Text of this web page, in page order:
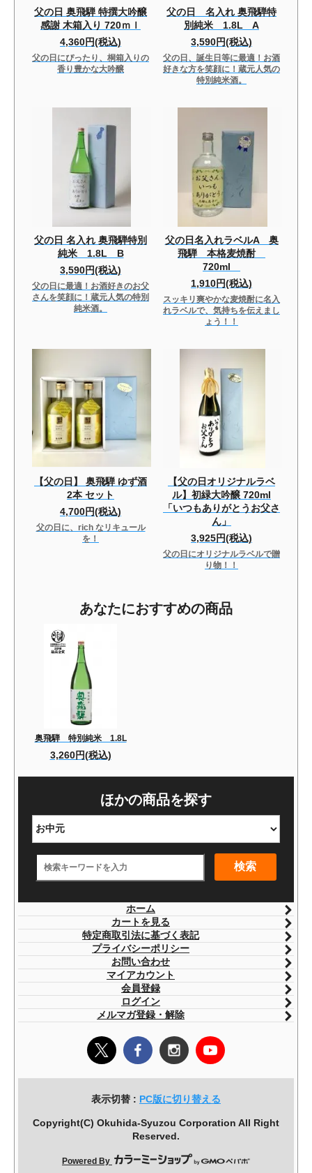
父の日 奥飛騨 特撰大吟醸
感謝 木箱入り 720ｍｌ
4,360円(税込)
父の日にぴったり、桐箱入りの
香り豊かな大吟醸
父の日 名入れ 奥飛騨特
別純米 1.8L A
3,590円(税込)
父の日、誕生日等に最適！お酒
好きな方を笑顔に！蔵元人気の
特別純米酒。
父の日 名入れ 奥飛騨特別
純米 1.8L B
3,590円(税込)
父の日に最適！お酒好きのお父
さんを笑顔に！蔵元人気の特別
純米酒。
父の日名入れラベルA 奥
飛騨 本格麦焼酎
720ml
1,910円(税込)
スッキリ爽やかな麦焼酎に名入
れラベルで、気持ちを伝えまし
ょう！！
【父の日】 奥飛騨 ゆず酒
2本 セット
4,700円(税込)
父の日に、rich なリキュール
を！
【父の日オリジナルラベ
ル】初緑大吟醸 720ml
「いつもありがとうお父さ
ん」
3,925円(税込)
父の日にオリジナルラベルで贈
り物！！
あなたにおすすめの商品
奥飛騨 特別純米 1.8L
3,260円(税込)
ほかの商品を探す
検索
ホーム
カートを見る
特定商取引法に基づく表記
プライバシーポリシー
お問い合わせ
マイアカウント
会員登録
ログイン
メルマガ登録・解除
表示切替 : PC版に切り替える
Copyright(C) Okuhida-Syuzou Corporation All Right
Reserved.
Powered By